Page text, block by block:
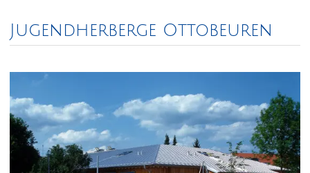
Jugendherberge Ottobeuren